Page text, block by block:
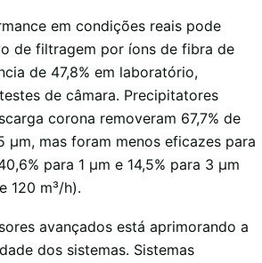
em condições reais pode
de filtragem por íons de fibra de
de 47,8% em laboratório,
de câmara. Precipitatores
corona removeram 67,7% de
µm, mas foram menos eficazes para
para 1 µm e 14,5% para 3 µm
120 m³/h).
avançados está aprimorando a
dos sistemas. Sistemas